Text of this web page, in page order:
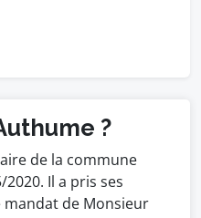
?
de la commune
Il a pris ses
mandat de Monsieur